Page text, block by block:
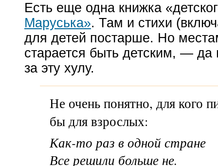
Есть еще одна книжка
Маруська». Там и стихи
для детей постарше. Но
старается быть детским, — да
за эту хулу.
Не очень понятно, для кого
бы для взрослых:
Как-то раз в одной стране
Все решили больше не.